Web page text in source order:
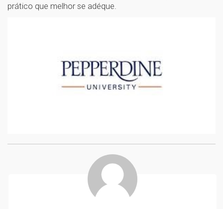
prático que melhor se adéque.